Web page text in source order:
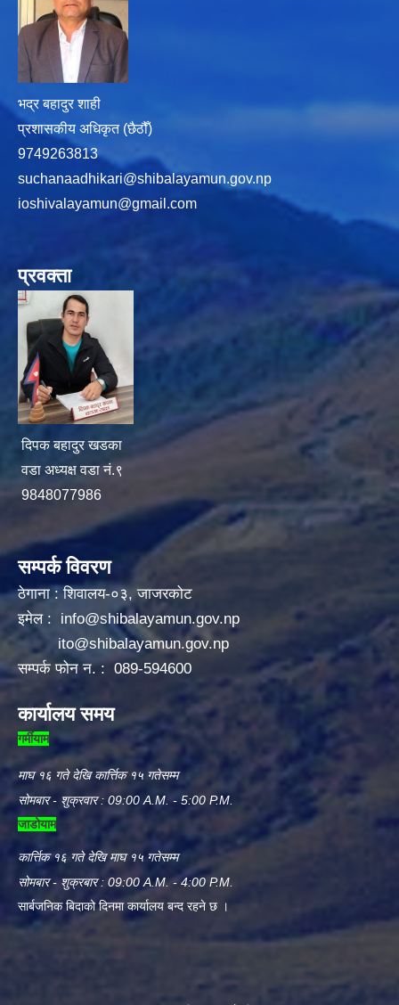
भद्र बहादुर शाही
प्रशासकीय अधिकृत (छैठौँ)
9749263813
suchanaadhikari@shibalayamun.gov.np
ioshivalayamun@gmail.com
प्रवक्ता
दिपक बहादुर खडका
वडा अध्यक्ष वडा नं.९
9848077986
सम्पर्क विवरण
ठेगाना : शिवालय-०३, जाजरकोट
इमेल : info@shibalayamun.gov.np
ito@shibalayamun.gov.np
सम्पर्क फोन न. : 089-594600
कार्यालय समय
गर्मीयाम
माघ १६ गते देखि कार्त्तिक १५ गतेसम्म
सोमबार - शुक्रवार : 09:00 A.M. - 5:00 P.M.
जाडोयाम
कार्त्तिक १६ गते देखि माघ १५ गतेसम्म
सोमबार - शुक्रबार : 09:00 A.M. - 4:00 P.M.
सार्बजनिक बिदाको दिनमा कार्यालय बन्द रहने छ ।